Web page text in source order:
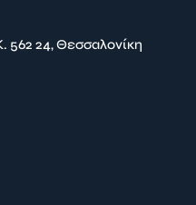
562 24, Θεσσαλονίκη